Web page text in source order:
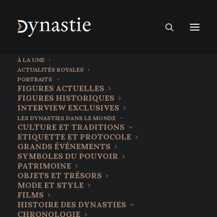
À LA UNE
ACTUALITÉS ROYALES
PORTRAITS
FIGURES ACTUELLES
FIGURES HISTORIQUES
INTERVIEW EXCLUSIVES
LES DYNASTIES DANS LE MONDE
CULTURE ET TRADITIONS
ETIQUETTE ET PROTOCOLE
GRANDS ÉVÉNEMENTS
SYMBOLES DU POUVOIR
PATRIMOINE
OBJETS ET TRÉSORS
MODE ET STYLE
FILMS
HISTOIRE DES DYNASTIES
CHRONOLOGIE
3 mars 2026
Ferdinand Paléologue, l’ultime
écho de Byzance à l’île de la